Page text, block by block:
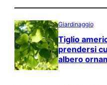
Giardinaggio
Tiglio
prendersi
albero